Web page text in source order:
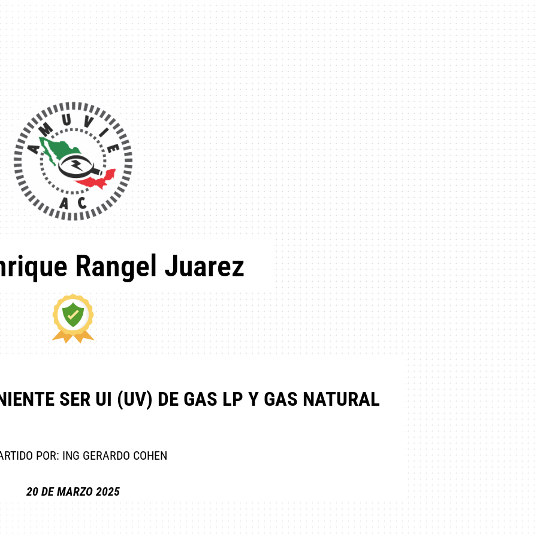
Rangel Juarez
SER UI (UV) DE GAS LP Y GAS NATURAL
POR: ING GERARDO COHEN
20 DE MARZO 2025